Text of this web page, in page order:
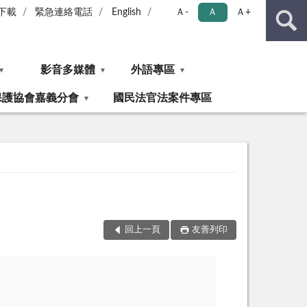
載 緊急連絡電話 English Ａ- Ａ Ａ+
影音多媒體 外語專區
協會嘉義分會 國民法官法案件專區
回上一頁 友善列印